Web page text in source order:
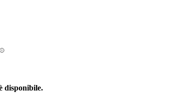
disponibile.